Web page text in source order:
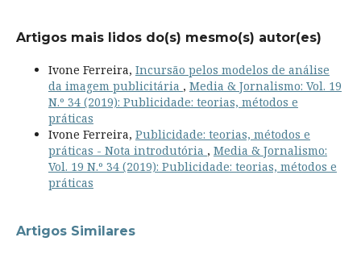
Artigos mais lidos do(s) mesmo(s) autor(es)
Ivone Ferreira, Incursão pelos modelos de análise
da imagem publicitária , Media & Jornalismo: Vol. 19
N.º 34 (2019): Publicidade: teorias, métodos e
práticas
Ivone Ferreira, Publicidade: teorias, métodos e
práticas - Nota introdutória , Media & Jornalismo:
Vol. 19 N.º 34 (2019): Publicidade: teorias, métodos e
práticas
Artigos Similares